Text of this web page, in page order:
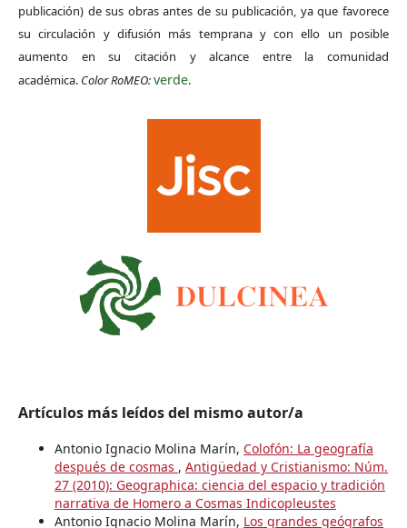
publicación) de sus obras antes de su publicación, ya que favorece
su circulación y difusión más temprana y con ello un posible
aumento en su citación y alcance entre la comunidad
académica. Color RoMEO:verde.
Artículos más leídos del mismo autor/a
Antonio Ignacio Molina Marín, Colofón: La geografía
después de cosmas , Antigüedad y Cristianismo: Núm.
27 (2010): Geographica: ciencia del espacio y tradición
narrativa de Homero a Cosmas Indicopleustes
Antonio Ignacio Molina Marín, Los grandes geógrafos